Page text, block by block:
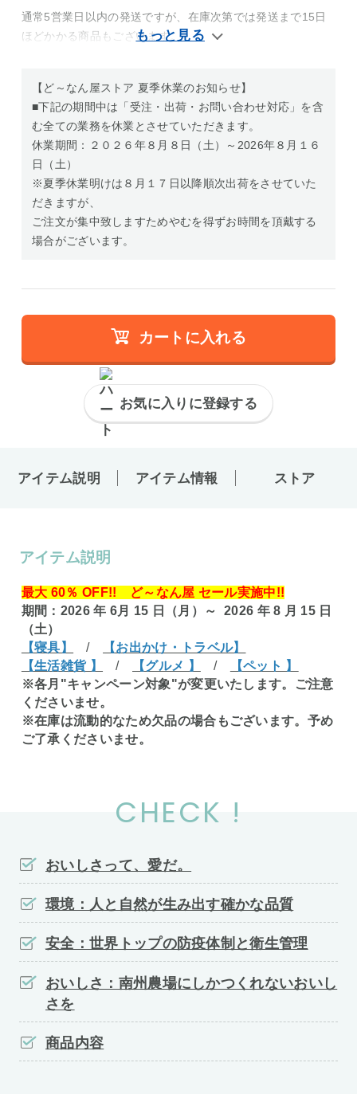
通常5営業日以内の発送ですが、在庫次第では発送まで15日
ほどかかる商品もございます。
【ど～なん屋ストア 夏季休業のお知らせ】
■下記の期間中は「受注・出荷・お問い合わせ対応」を含
む全ての業務を休業とさせていただきます。
休業期間：２０２６年８月８日（土）～2026年８月１６
日（土）
※夏季休業明けは８月１７日以降順次出荷をさせていた
だきますが、
ご注文が集中致しますためやむを得ずお時間を頂戴する
場合がございます。
カートに入れる
お気に入りに登録する
アイテム説明 アイテム情報 ストア
アイテム説明
最大 60％ OFF!! ど～なん屋 セール実施中!!
期間：2026 年 6月 15 日（月）～ 2026 年 8 月 15 日
（土）
【寝具】
/
【お出かけ・トラベル】
【生活雑貨 】
/ 【グルメ 】 /
【ペット 】
※各月"キャンペーン対象"が変更いたします。ご注意
くださいませ。
※在庫は流動的なため欠品の場合もございます。予め
ご了承くださいませ。
CHECK !
おいしさって、愛だ。
環境：人と自然が生み出す確かな品質
安全：世界トップの防疫体制と衛生管理
おいしさ：南州農場にしかつくれないおいし
さを
商品内容